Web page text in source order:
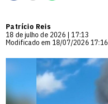
Patrício Reis
18 de julho de 2026 | 17:13
Modificado em 18/07/2026 17:16